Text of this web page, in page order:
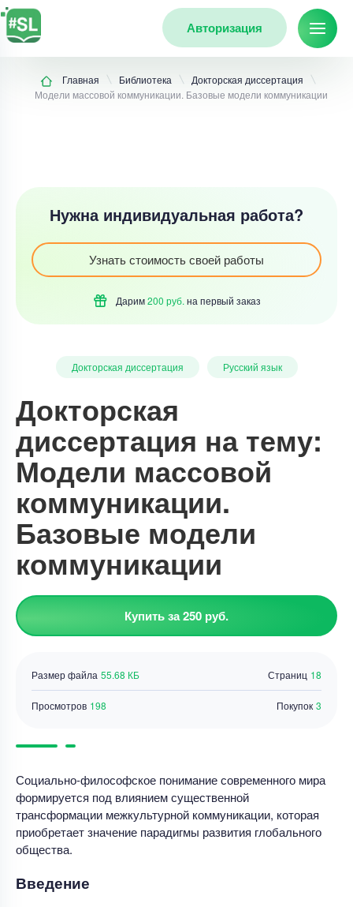
Авторизация
Главная Библиотека
Докторская диссертация
Модели массовой коммуникации. Базовые модели коммуникации
Нужна индивидуальная работа?
Узнать стоимость своей работы
Дарим200 руб. на первый заказ
Докторская диссертация Русский язык
Докторская
диссертация на тему:
Модели массовой
коммуникации.
Базовые модели
коммуникации
Купить за 250 руб.
Страниц 18
Размер файла 55.68 КБ
Просмотров 198 Покупок 3
Социально-философское понимание современного мира
формируется под влиянием существенной
трансформации межкультурной коммуникации, которая
приобретает значение парадигмы развития глобального
общества.
Введение